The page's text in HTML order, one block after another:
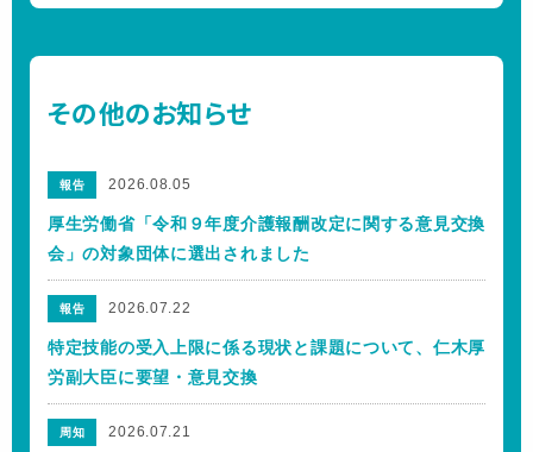
その他のお知らせ
報告 2026.08.05
厚生労働省「令和９年度介護報酬改定に関する意見交換
会」の対象団体に選出されました
報告 2026.07.22
特定技能の受入上限に係る現状と課題について、仁木厚
労副大臣に要望・意見交換
周知 2026.07.21